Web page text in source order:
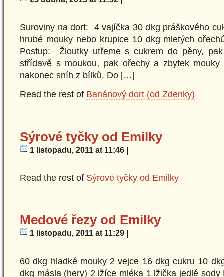
Suroviny na dort: 4 vajíčka 30 dkg práškového
hrubé mouky nebo krupice 10 dkg mletých
Postup: Žloutky utřeme s cukrem do pěny,
střídavě s moukou, pak ořechy a zbytek
nakonec sníh z bílků. Do […]
Read the rest of Banánový dort (od Zdenky)
Sýrové tyčky od Emilky
1 listopadu, 2011 at 11:46 |
Read the rest of Sýrové tyčky od Emilky
Medové řezy od Emilky
1 listopadu, 2011 at 11:29 |
60 dkg hladké mouky 2 vejce 16 dkg cukru 10
dkg másla (hery) 2 lžíce mléka 1 lžička jedlé sody